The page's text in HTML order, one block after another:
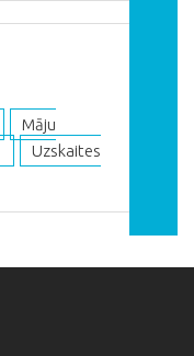
Māju
Uzskaites